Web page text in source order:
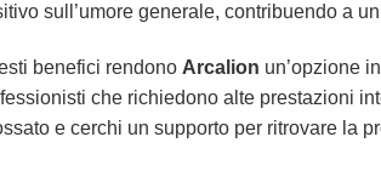
sull’umore generale, contribuendo a
benefici rendono Arcalion un’opzione
che richiedono alte prestazioni
e cerchi un supporto per ritrovare la